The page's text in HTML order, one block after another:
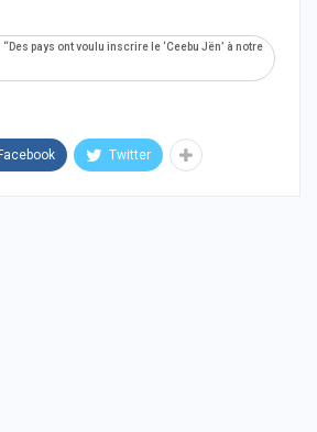
pays ont voulu inscrire le ‘Ceebu Jën’ à notre
Facebook Twitter